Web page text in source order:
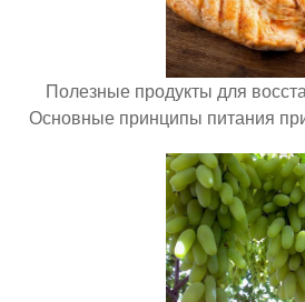
Полезные продукты для
Основные принципы питания